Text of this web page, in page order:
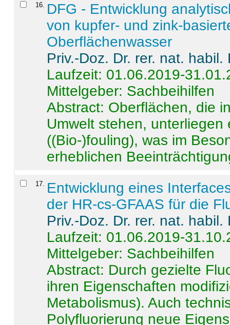
16
DFG - Entwicklung
von kupfer- und zink-
Oberflächenwasser
Priv.-Doz. Dr. rer. nat.
Laufzeit: 01.06.2019-
Mittelgeber: Sachbeihilfen
Abstract: Oberflächen, die
Umwelt stehen,
((Bio-)fouling), was im
erheblichen
17
Entwicklung eines
der HR-cs-GFAAS für die
Priv.-Doz. Dr. rer. nat.
Laufzeit: 01.06.2019-
Mittelgeber: Sachbeihilfen
Abstract: Durch gezielte
ihren Eigenschaften
Metabolismus). Auch
Polyfluorierung neue